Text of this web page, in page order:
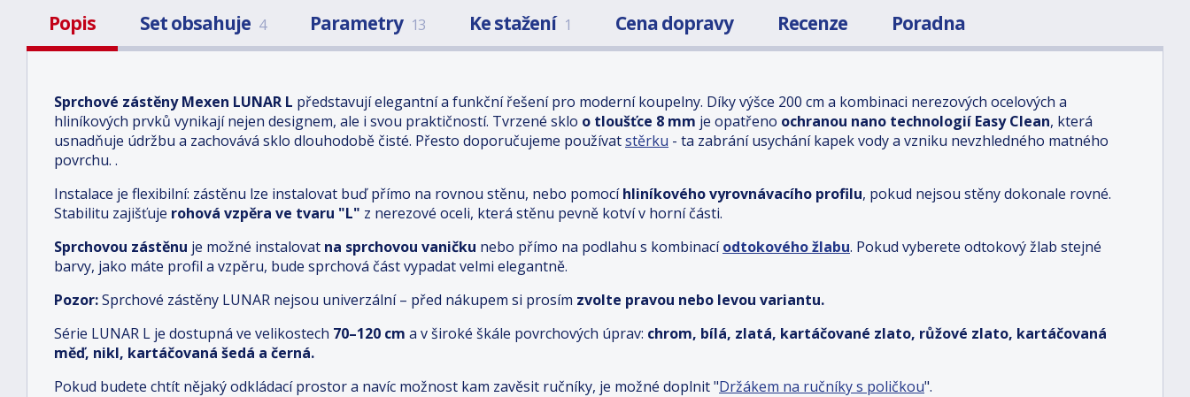
Popis Set obsahuje 4 Parametry 13 Ke stažení 1 Cena dopravy Recenze Poradna
Sprchové zástěny Mexen LUNAR L představují elegantní a funkční řešení pro moderní koupelny. Díky výšce 200 cm a kombinaci nerezových ocelových a
hliníkových prvků vynikají nejen designem, ale i svou praktičností. Tvrzené sklo o tloušťce 8 mm je opatřeno ochranou nano technologií Easy Clean, která
usnadňuje údržbu a zachovává sklo dlouhodobě čisté. Přesto doporučujeme používatstěrku - ta zabrání usychání kapek vody a vzniku nevzhledného matného
povrchu. .
Instalace je flexibilní: zástěnu lze instalovat buď přímo na rovnou stěnu, nebo pomocíhliníkového vyrovnávacího profilu, pokud nejsou stěny dokonale rovné.
Stabilitu zajišťuje rohová vzpěra ve tvaru "L" z nerezové oceli, která stěnu pevně kotví v horní části.
Sprchovou zástěnu je možné instalovat na sprchovou vaničku nebo přímo na podlahu s kombinací odtokového žlabu. Pokud vyberete odtokový žlab stejné
barvy, jako máte profil a vzpěru, bude sprchová část vypadat velmi elegantně.
Pozor:Sprchové zástěny LUNAR nejsou univerzální – před nákupem si prosím zvolte pravou nebo levou variantu.
Série LUNAR L je dostupná ve velikostech 70–120 cm a v široké škále povrchových úprav: chrom, bílá, zlatá, kartáčované zlato, růžové zlato, kartáčovaná
měď, nikl, kartáčovaná šedá a černá.
Pokud budete chtít nějaký odkládací prostor a navíc možnost kam zavěsit ručníky, je možné doplnit "Držákem na ručníky s poličkou".